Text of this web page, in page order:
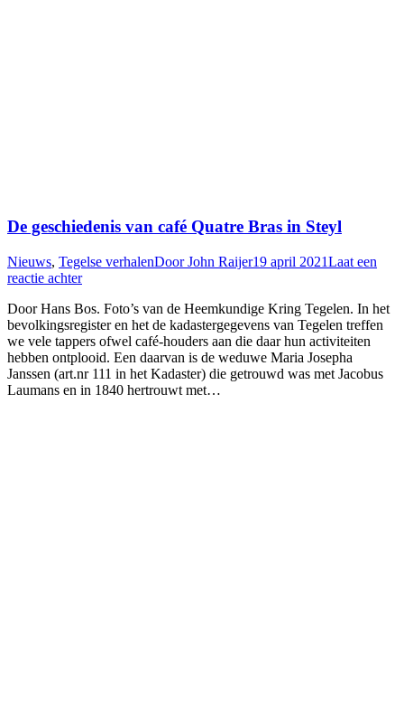
De geschiedenis van café Quatre Bras in Steyl
Nieuws, Tegelse verhalenDoorJohn Raijer19 april 2021Laat een
reactie achter
Door Hans Bos. Foto’s van de Heemkundige Kring Tegelen. In het
bevolkingsregister en het de kadastergegevens van Tegelen treffen
we vele tappers ofwel café-houders aan die daar hun activiteiten
hebben ontplooid. Een daarvan is de weduwe Maria Josepha
Janssen (art.nr 111 in het Kadaster) die getrouwd was met Jacobus
Laumans en in 1840 hertrouwt met…